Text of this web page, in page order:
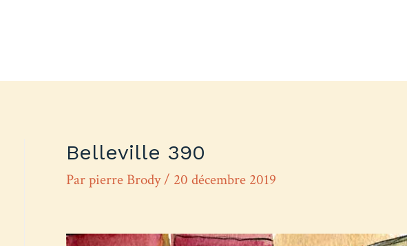
Belleville 390
Parpierre Brody/ 20 décembre 2019